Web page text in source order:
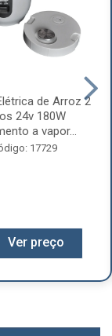
de Arroz 2
24v 180W
a vapor...
17729
Ver preço